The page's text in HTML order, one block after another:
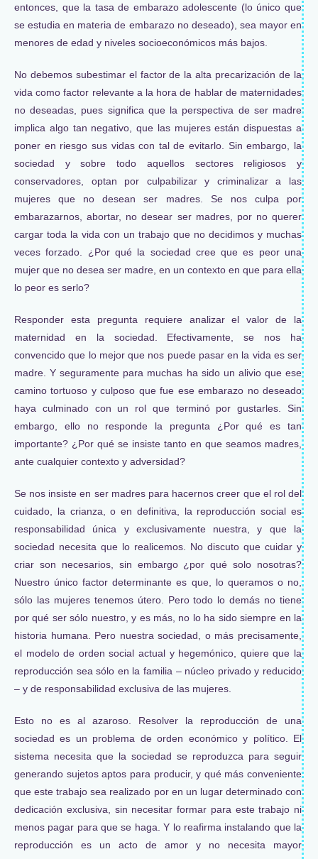
entonces, que la tasa de embarazo adolescente (lo único que
se estudia en materia de embarazo no deseado), sea mayor en
menores de edad y niveles socioeconómicos más bajos.
No debemos subestimar el factor de la alta precarización de la
vida como factor relevante a la hora de hablar de maternidades
no deseadas, pues significa que la perspectiva de ser madre
implica algo tan negativo, que las mujeres están dispuestas a
poner en riesgo sus vidas con tal de evitarlo. Sin embargo, la
sociedad y sobre todo aquellos sectores religiosos y
conservadores, optan por culpabilizar y criminalizar a las
mujeres que no desean ser madres. Se nos culpa por
embarazarnos, abortar, no desear ser madres, por no querer
cargar toda la vida con un trabajo que no decidimos y muchas
veces forzado. ¿Por qué la sociedad cree que es peor una
mujer que no desea ser madre, en un contexto en que para ella
lo peor es serlo?
Responder esta pregunta requiere analizar el valor de la
maternidad en la sociedad. Efectivamente, se nos ha
convencido que lo mejor que nos puede pasar en la vida es ser
madre. Y seguramente para muchas ha sido un alivio que ese
camino tortuoso y culposo que fue ese embarazo no deseado
haya culminado con un rol que terminó por gustarles. Sin
embargo, ello no responde la pregunta ¿Por qué es tan
importante? ¿Por qué se insiste tanto en que seamos madres,
ante cualquier contexto y adversidad?
Se nos insiste en ser madres para hacernos creer que el rol del
cuidado, la crianza, o en definitiva, la reproducción social es
responsabilidad única y exclusivamente nuestra, y que la
sociedad necesita que lo realicemos. No discuto que cuidar y
criar son necesarios, sin embargo ¿por qué solo nosotras?
Nuestro único factor determinante es que, lo queramos o no,
sólo las mujeres tenemos útero. Pero todo lo demás no tiene
por qué ser sólo nuestro, y es más, no lo ha sido siempre en la
historia humana. Pero nuestra sociedad, o más precisamente,
el modelo de orden social actual y hegemónico, quiere que la
reproducción sea sólo en la familia – núcleo privado y reducido
– y de responsabilidad exclusiva de las mujeres.
Esto no es al azaroso. Resolver la reproducción de una
sociedad es un problema de orden económico y político. El
sistema necesita que la sociedad se reproduzca para seguir
generando sujetos aptos para producir, y qué más conveniente
que este trabajo sea realizado por en un lugar determinado con
dedicación exclusiva, sin necesitar formar para este trabajo ni
menos pagar para que se haga. Y lo reafirma instalando que la
reproducción es un acto de amor y no necesita mayor